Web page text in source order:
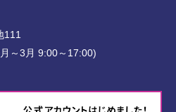
111
～3月 9:00～17:00)